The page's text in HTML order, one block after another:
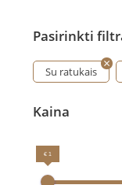
Pasirinkti
Su ratukais
Kaina
€ 1